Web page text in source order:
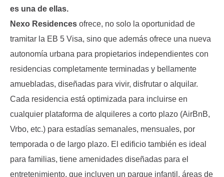
es una de ellas.
Nexo Residences ofrece, no solo la oportunidad de
tramitar la EB 5 Visa, sino que además ofrece una nueva
autonomía urbana para propietarios independientes con
residencias completamente terminadas y bellamente
amuebladas, diseñadas para vivir, disfrutar o alquilar.
Cada residencia está optimizada para incluirse en
cualquier plataforma de alquileres a corto plazo (AirBnB,
Vrbo, etc.) para estadías semanales, mensuales, por
temporada o de largo plazo. El edificio también es ideal
para familias, tiene amenidades diseñadas para el
entretenimiento, que incluyen un parque infantil, áreas de